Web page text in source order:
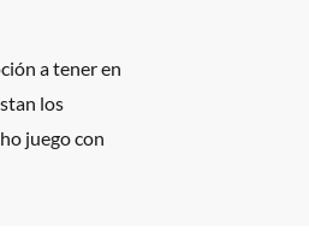
preocuparte por nada! Puedes
del párrafo anterior y nos
para que te recoja el
a tener en
los
juego con